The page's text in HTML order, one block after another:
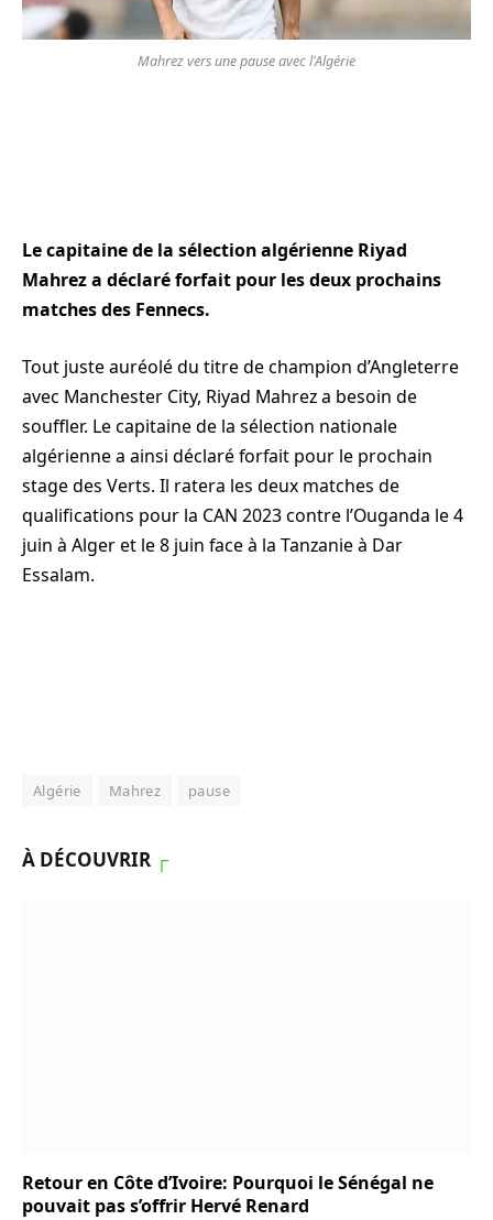
Mahrez vers une pause avec l'Algérie
Le capitaine de la sélection algérienne Riyad
Mahrez a déclaré forfait pour les deux prochains
matches des Fennecs.
Tout juste auréolé du titre de champion d’Angleterre
avec Manchester City, Riyad Mahrez a besoin de
souffler. Le capitaine de la sélection nationale
algérienne a ainsi déclaré forfait pour le prochain
stage des Verts. Il ratera les deux matches de
qualifications pour la CAN 2023 contre l’Ouganda le 4
juin à Alger et le 8 juin face à la Tanzanie à Dar
Essalam.
Algérie Mahrez pause
À DÉCOUVRIR ┌
Retour en Côte d’Ivoire: Pourquoi le Sénégal ne
pouvait pas s’offrir Hervé Renard